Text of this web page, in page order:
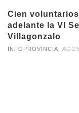
Cien
adelante la VI
Villagonzalo
INFOPROVINCIA